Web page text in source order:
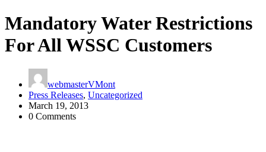
Mandatory Water Restrictions
For All WSSC Customers
webmasterVMont
Press Releases, Uncategorized
March 19, 2013
0 Comments